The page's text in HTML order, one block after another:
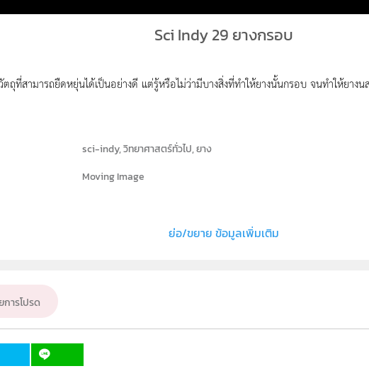
Sci Indy 29 ยางกรอบ
ตถุที่สามารถยืดหยุ่นได้เป็นอย่างดี แต่รู้หรือไม่ว่ามีบางสิ่งที่ทำให้ยางนั้นกรอบ จนทำให้ยาง
sci-indy, วิทยาศาสตร์ทั่วไป, ยาง
Moving Image
ฝ่ายนวัตกรรมเพื่อการเรียนรู้ย่อ/ขยาย ข้อมูลเพิ่มเติม
การโปรด